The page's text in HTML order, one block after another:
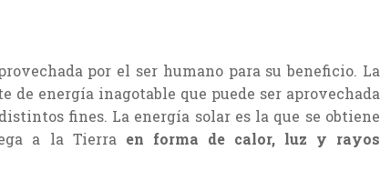
por el ser humano para su beneficio. La
energía inagotable que puede ser aprovechada
fines. La energía solar es la que se obtiene
a la Tierra en forma de calor, luz y rayos